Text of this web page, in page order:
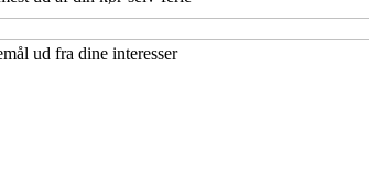
ud fra dine interesser